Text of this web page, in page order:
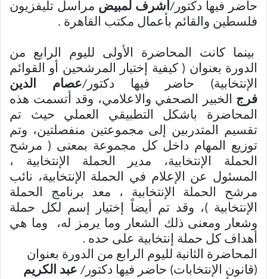
حاضر فيها دكتور/أشرف لمبيض مراسل تليفزيون
فلسطين والقائم بأعمال مكتب القاهرة .
بينما كانت المحاضرة الأولى لليوم الرابع من
الدورة بعنوان ( كيفية إختيار المرشحين أو القوائم
الإنتخابية) حاضر فيها دكتور/عصام الدين
فرج الخبير الصحفي والاعلامي، وقد أتسمت هذه
المحاضرة باشكل التطبيقي العملي حيث تم
تقسيم المتدربين إلى مجموعتين منفصلتين، وتم
توزيع المهام داخل كل مجموعة بمعنى ( مرشح
الحملة الإنتخابية، مدير الحملة الإنتخابية ،
المسئول عن الإعلام في الحملة الإنتخابية، نائب
مرشح الحملة الإنتخابية ، معد برنامج الحملة
الإنتخابية )، وقد تم أيضاً إختيار إسم لكل حملة
وشعار ومعنى ذلك الشعار وما يرمز له، وما هي
أهداف كل حملة إنتخابية على حده .
المحاضرة الثانية لليوم الرابع من الدورة بعنوان
(قانون الإنتخابات) حاضر فيها دكتور/ عبد الكريم